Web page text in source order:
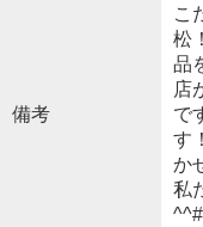
備考
こ
松
品
店
で
す
か
私